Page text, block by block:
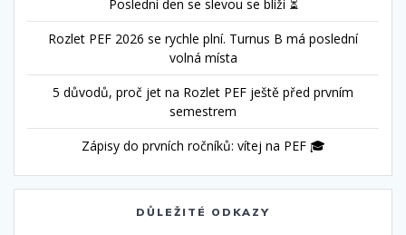
Poslední den se slevou se blíží ⏳
Rozlet PEF 2026 se rychle plní. Turnus B má poslední
volná místa
5 důvodů, proč jet na Rozlet PEF ještě před prvním
semestrem
Zápisy do prvních ročníků: vítej na PEF 🎓
DŮLEŽITÉ ODKAZY